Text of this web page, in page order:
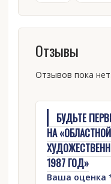
Отзывы
Отзывов пока нет.
БУДЬТЕ
НА
1987 ГОД»
Ваша оценка